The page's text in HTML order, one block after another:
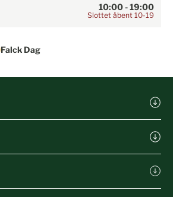
10:00 - 19:00
Slottet åbent 10-19
Falck Dag